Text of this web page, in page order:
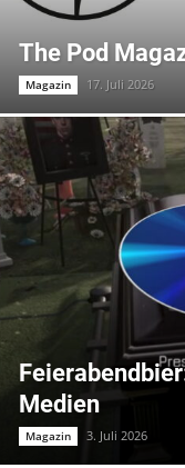
The Pod
Magazin 17. Juli 2026
Medien
Magazin 3. Juli 2026